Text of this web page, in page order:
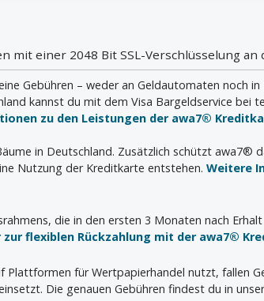
mit einer 2048 Bit SSL-Verschlüsselung
Gebühren – weder an Geldautomaten noch
kannst du mit dem Visa Bargeldservice bei
zu den Leistungen der awa7®
in Deutschland. Zusätzlich schützt awa7®
Nutzung der Kreditkarte entstehen. Weitere
die in den ersten 3 Monaten nach
zur flexiblen Rückzahlung mit der awa7®
für Wertpapierhandel nutzt, fallen
Die genauen Gebühren findest du in